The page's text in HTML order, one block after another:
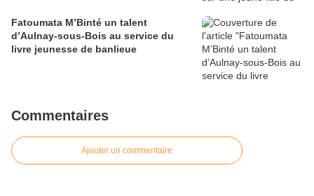
Fatoumata M’Binté un talent
d’Aulnay-sous-Bois au service du
livre jeunesse de banlieue
Commentaires
Ajouter un commentaire